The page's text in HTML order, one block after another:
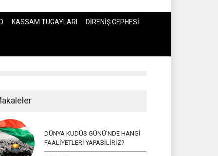
KASSAM TUGAYLARI DİRENİŞ CEPHESİ
DÜNYA KUDÜS GÜNÜ’NDE HANGİ
FAALİYETLERİ YAPABİLİRİZ?